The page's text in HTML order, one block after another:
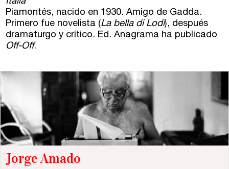
Horario de atención:
De lunes a viernes
de 10 a 15 y 17 a 20 horas
Piamontés, nacido en 1930. Amigo de Gadda.
Primero fue novelista (La bella di Lodi), después
dramaturgo y crítico. Ed. Anagrama ha publicado
Off-Off.
Jorge Amado